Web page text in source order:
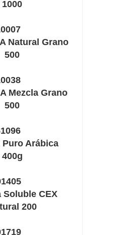
1000
Natural Grano
500
Mezcla Grano
500
Puro Arábica
400g
Soluble CEX
200